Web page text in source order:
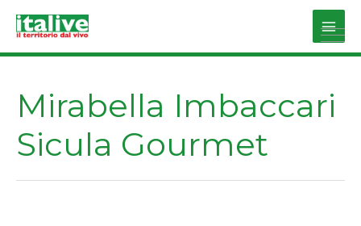
Main
Mirabella Imbaccari
Sicula Gourmet